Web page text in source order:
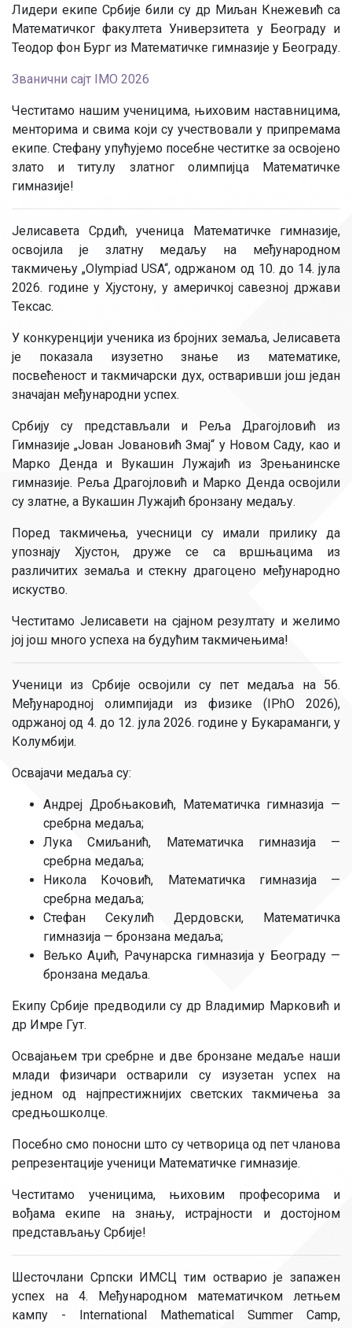
Лидери екипе Србије били су др Миљан Кнежевић са
Математичког факултета Универзитета у Београду и
Теодор фон Бург из Математичке гимназије у Београду.
Званични сајт IMO 2026
Честитамо нашим ученицима, њиховим наставницима,
менторима и свима који су учествовали у припремама
екипе. Стефану упућујемо посебне честитке за освојено
злато и титулу златног олимпијца Математичке
гимназије!
Јелисавета Срдић, ученица Математичке гимназије,
освојила је златну медаљу на међународном
такмичењу „Olympiad USA“, одржаном од 10. до 14. јула
2026. године у Хјустону, у америчкој савезној држави
Тексас.
У конкуренцији ученика из бројних земаља, Јелисавета
је показала изузетно знање из математике,
посвећеност и такмичарски дух, остваривши још један
значајан међународни успех.
Србију су представљали и Реља Драгојловић из
Гимназије „Јован Јовановић Змај“ у Новом Саду, као и
Марко Денда и Вукашин Лужајић из Зрењанинске
гимназије. Реља Драгојловић и Марко Денда освојили
су златне, а Вукашин Лужајић бронзану медаљу.
Поред такмичења, учесници су имали прилику да
упознају Хјустон, друже се са вршњацима из
различитих земаља и стекну драгоцено међународно
искуство.
Честитамо Јелисавети на сјајном резултату и желимо
јој још много успеха на будућим такмичењима!
Ученици из Србије освојили су пет медаља на 56.
Међународној олимпијади из физике (IPhO 2026),
одржаној од 4. до 12. јула 2026. године у Букараманги, у
Колумбији.
Освајачи медаља су:
Андреј Дробњаковић, Математичка гимназија —
сребрна медаља;
Лука Смиљанић, Математичка гимназија —
сребрна медаља;
Никола Кочовић, Математичка гимназија —
сребрна медаља;
Стефан Секулић Дердовски, Математичка
гимназија — бронзана медаља;
Вељко Аџић, Рачунарска гимназија у Београду —
бронзана медаља.
Екипу Србије предводили су др Владимир Марковић и
др Имре Гут.
Освајањем три сребрне и две бронзане медаље наши
млади физичари остварили су изузетан успех на
једном од најпрестижнијих светских такмичења за
средњошколце.
Посебно смо поносни што су четворица од пет чланова
репрезентације ученици Математичке гимназије.
Честитамо ученицима, њиховим професорима и
вођама екипе на знању, истрајности и достојном
представљању Србије!
Шесточлани Српски ИМСЦ тим остварио је запажен
успех на 4. Међународном математичком летњем
кампу - International Mathematical Summer Camp,